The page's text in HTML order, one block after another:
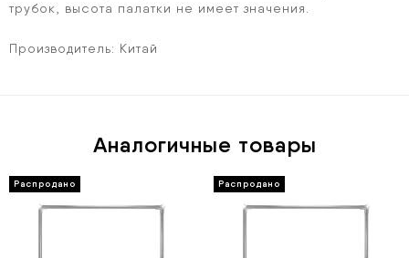
трубок, высота палатки не имеет значения.
Производитель: Китай
Аналогичные товары